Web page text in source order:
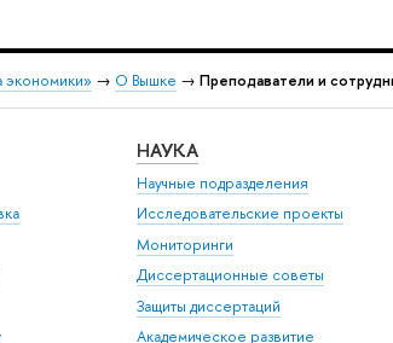
экономики» → О Вышке → Преподаватели и
НАУКА
Научные подразделения
Исследовательские проекты
Мониторинги
Диссертационные советы
Защиты диссертаций
Академическое развитие